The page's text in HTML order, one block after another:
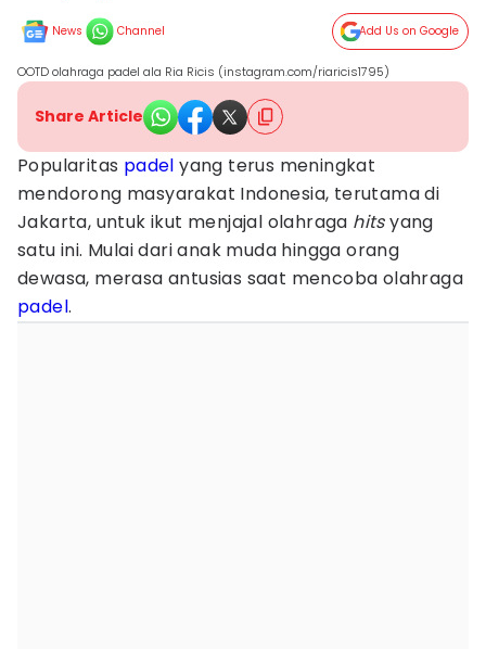
News Channel Add Us on Google
OOTD olahraga padel ala Ria Ricis (instagram.com/riaricis1795)
Share Article
Popularitas padelyang terus meningkat
mendorong masyarakat Indonesia, terutama di
Jakarta, untuk ikut menjajal olahraga hitsyang
satu ini. Mulai dari anak muda hingga orang
dewasa, merasa antusias saat mencoba olahraga
padel.